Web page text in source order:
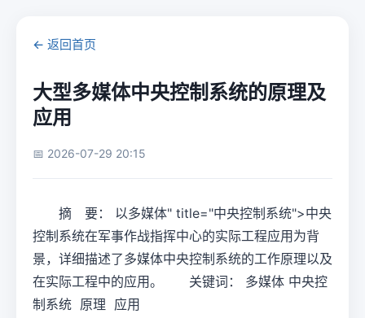
← 返回首页
大型多媒体中央控制系统的原理及
应用
📅 2026-07-29 20:15
摘 要： 以多媒体" title="中央控制系统">中央
控制系统在军事作战指挥中心的实际工程应用为背
景，详细描述了多媒体中央控制系统的工作原理以及
在实际工程中的应用。 关键词： 多媒体 中央控
制系统 原理 应用